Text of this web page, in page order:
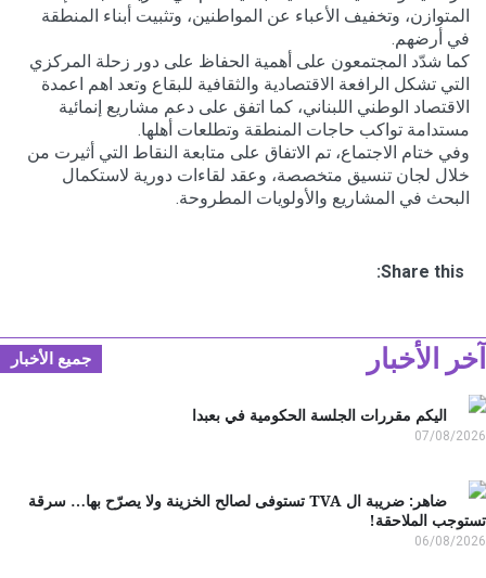
المتوازن، وتخفيف الأعباء عن المواطنين، وتثبيت أبناء المنطقة
في أرضهم.
كما شدّد المجتمعون على أهمية الحفاظ على دور زحلة المركزي
التي تشكل الرافعة الاقتصادية والثقافية للبقاع وتعد اهم اعمدة
الاقتصاد الوطني اللبناني، كما اتفق على دعم مشاريع إنمائية
مستدامة تواكب حاجات المنطقة وتطلعات أهلها.
وفي ختام الاجتماع، تم الاتفاق على متابعة النقاط التي أثيرت من
خلال لجان تنسيق متخصصة، وعقد لقاءات دورية لاستكمال
البحث في المشاريع والأولويات المطروحة.
Share this:
الأخبار جميع الأخبار
اليكم مقررات الجلسة الحكومية في بعبدا
07/08/
ضاهر: ضريبة ال TVA تستوفى لصالح الخزينة ولا يصرّح بها… سرقة
الملاحقة!
06/08/